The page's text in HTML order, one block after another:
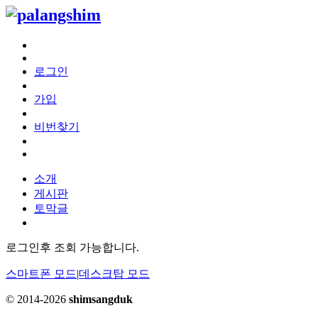
로그인
가입
비번찾기
소개
게시판
토막글
로그인후 조회 가능합니다.
스마트폰 모드|데스크탑 모드
© 2014-2026 shimsangduk